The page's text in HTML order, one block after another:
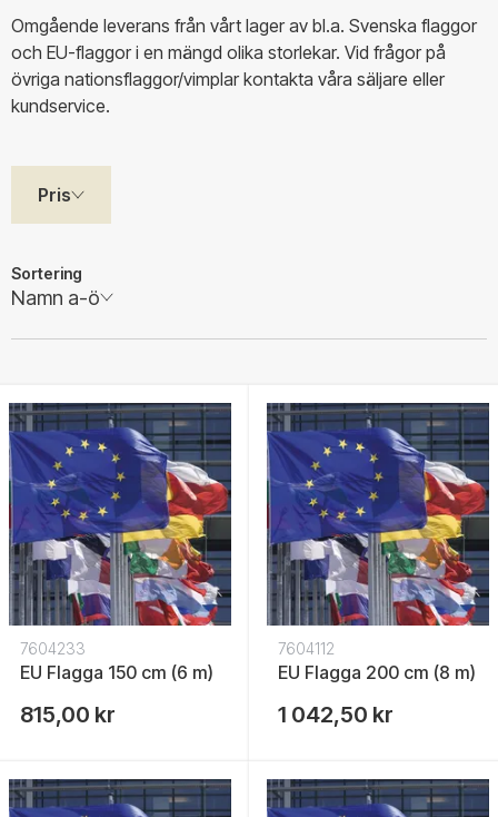
Omgående leverans från vårt lager av bl.a. Svenska flaggor
och EU-flaggor i en mängd olika storlekar. Vid frågor på
övriga nationsflaggor/vimplar kontakta våra säljare eller
kundservice.
Pris
Sortering
Namn a-ö
7604233
EU Flagga 150 cm (6 m)
815,00 kr
7604112
EU Flagga 200 cm (8 m)
1 042,50 kr